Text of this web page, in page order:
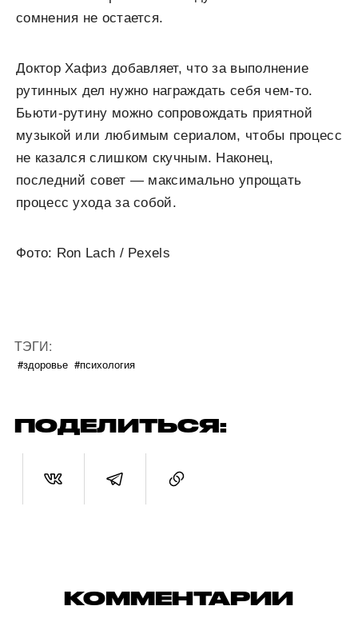
сомнения не остается.
Доктор Хафиз добавляет, что за выполнение
рутинных дел нужно награждать себя чем-то.
Бьюти-рутину можно сопровождать приятной
музыкой или любимым сериалом, чтобы процесс
не казался слишком скучным. Наконец,
последний совет — максимально упрощать
процесс ухода за собой.
Фото: Ron Lach / Pexels
ТЭГИ:
#здоровье #психология
ПОДЕЛИТЬСЯ:
КОММЕНТАРИИ